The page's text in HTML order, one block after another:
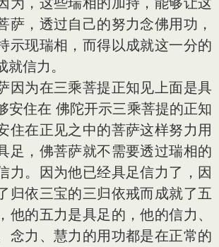
萨，透过自己的努力念佛用功，
示现瑞相，而得以成就这一分的
信力。
因为在三乘菩提正知见上面是具
安住在 佛陀开示三乘菩提的正知
住在正见之中的菩萨这样努力用
足，佛菩萨就不需要透过瑞相的
力。因为他已经具足信力了，因
归依三宝的三归依戒而成就了五
他的五力是具足的，他的信力、
念力、慧力的用功都是在正常的